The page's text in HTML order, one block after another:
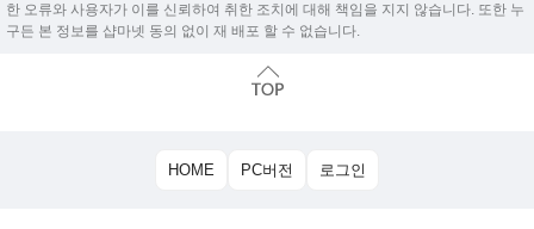
한 오류와 사용자가 이를 신뢰하여 취한 조치에 대해 책임을 지지 않습니다. 또한 누
구든 본 정보를 샵마넷 동의 없이 재 배포 할 수 없습니다.
HOME PC버전 로그인